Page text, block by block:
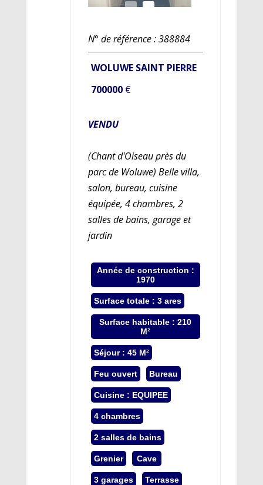
N° de référence : 388884
WOLUWE SAINT PIERRE
700000€
VENDU
(Chant d'Oiseau près du
parc de Woluwe) Belle villa,
salon, bureau, cuisine
équipée, 4 chambres, 2
salles de bains, garage et
jardin
Année de construction :
1970
Surface totale : 3 ares
Surface habitable : 210
M²
Séjour : 45 M²
Feu ouvert Bureau
Cuisine : EQUIPEE
4 chambres
2 salles de bains
Grenier Cave
3 garages Terrasse